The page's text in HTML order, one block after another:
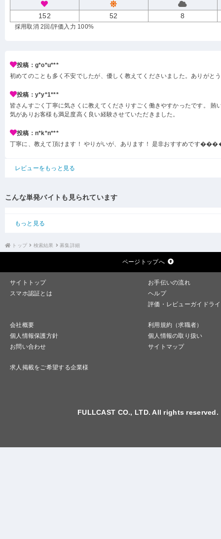
152 52 8
採用取消 2回 /評価入力 100%
投稿：g*o*u***
初めてのことも多く不安でしたが、優しく教えてくださいました。ありがと
投稿：y*y*1***
皆さんすごく丁寧に気さくに教えてくださりすごく働きやすかったです。 賄
気がありお客様も満足度高く良い経験させていただきました。
投稿：n*k*n***
丁寧に、教えて頂けます！ やりがいが、あります！ 是非おすすめです
レビューをもっと見る
こんな単発バイトも見られています
もっと見る
トップ 検索結果 募集詳細
ページトップへ
サイトトップ
お手伝いの流れ
スマホ認証とは
ヘルプ
評価・レビューガイドラ
会社概要
利用規約（求職者）
個人情報保護方針
個人情報の取り扱い
お問い合わせ
サイトマップ
求人掲載をご希望する企業様
FULLCAST CO., LTD. All rights reserved.